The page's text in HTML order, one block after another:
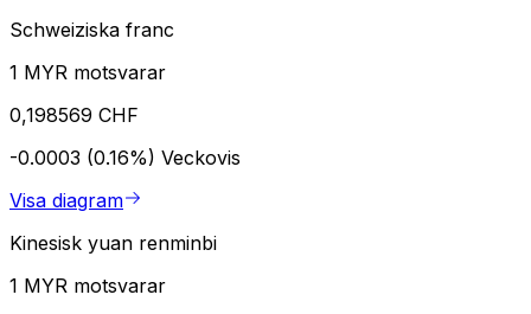
Schweiziska franc
1 MYR motsvarar
0,198569 CHF
-0.0003 (0.16%) Veckovis
Visa diagram
Kinesisk yuan renminbi
1 MYR motsvarar